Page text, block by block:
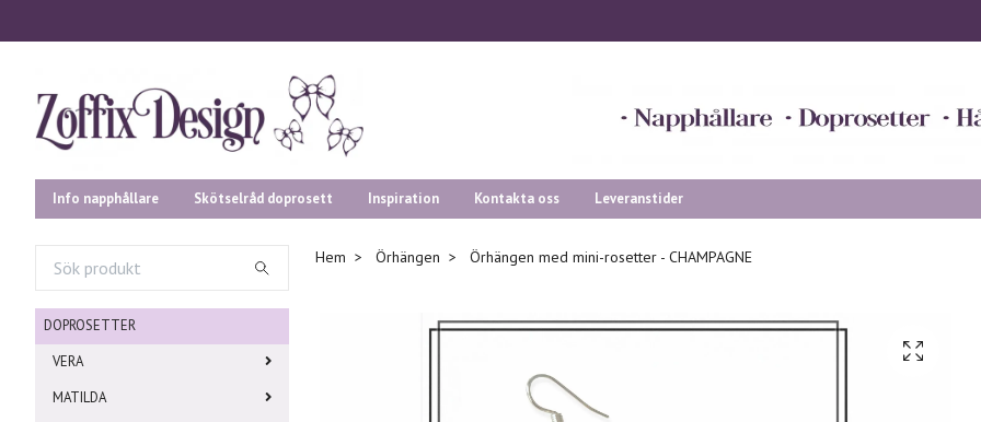
Info napphållare Skötselråd doprosett Inspiration Kontakta oss Leveranstider
DOPROSETTER
VERA
MATILDA
Hem Örhängen Örhängen med mini-rosetter - CHAMPAGNE